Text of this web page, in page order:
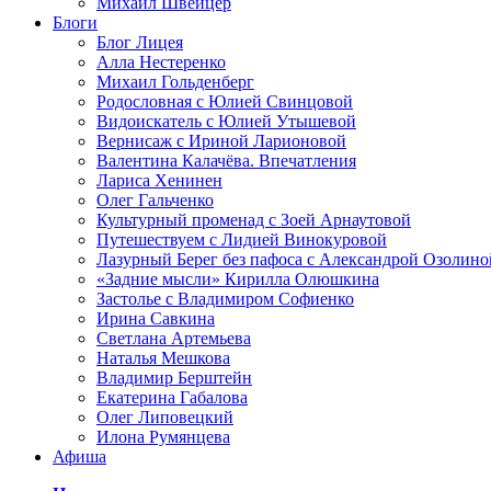
Блоги
Блог Лицея
Алла Нестеренко
Михаил Гольденберг
Родословная с Юлией Свинцовой
Видоискатель с Юлией Утышевой
Вернисаж с Ириной Ларионовой
Валентина Калачёва. Впечатления
Лариса Хенинен
Олег Гальченко
Культурный променад с Зоей Арнаутовой
Путешествуем с Лидией Винокуровой
Лазурный Берег без пафоса с Александрой
«Задние мысли» Кирилла Олюшкина
Застолье с Владимиром Софиенко
Ирина Савкина
Светлана Артемьева
Наталья Мешкова
Владимир Берштейн
Екатерина Габалова
Олег Липовецкий
Илона Румянцева
Афиша